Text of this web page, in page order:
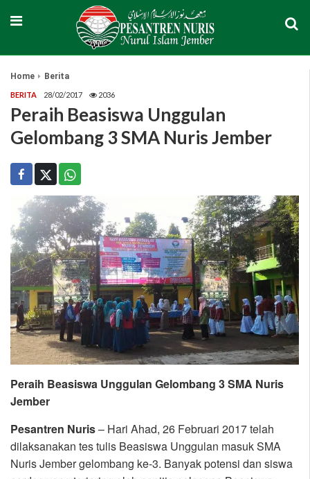
Home Berita
BERITA 28/02/2017 2036
Peraih Beasiswa Unggulan
Gelombang 3 SMA Nuris Jember
Peraih Beasiswa Unggulan Gelombang 3 SMA Nuris
Jember
Pesantren Nuris– Hari Ahad, 26 Februari 2017 telah
dilaksanakan tes tulis Beasiswa Unggulan masuk SMA
Nuris Jember gelombang ke-3. Banyak potensi dan siswa